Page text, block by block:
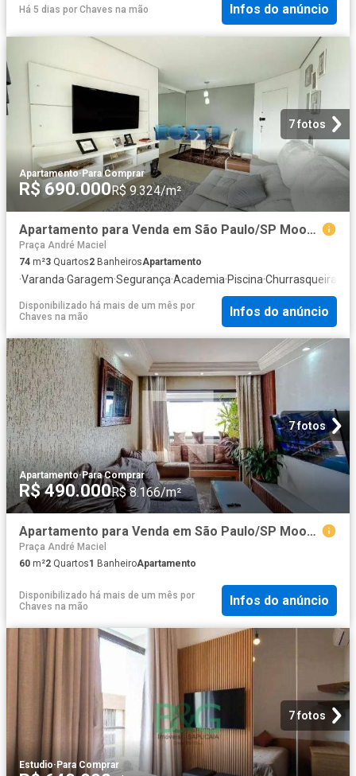
Há 5 dias por Chaves na mão Infos do anúncio
7 fotos
Apartamento·Para Comprar
R$ 690.000R$ 9.324/m²
Apartamento para Venda em São Paulo/SP Mooca 3 Quartos
Praça André Maciel
74 m²3 Quartos2 BanheirosApartamento
·Varanda·Garagem·Segurança·Academia·Piscina·Churrasqueira
Disponibilizado há mais de um mês por
Chaves na mão
Infos do anúncio
7 fotos
Apartamento·Para Comprar
R$ 490.000R$ 8.166/m²
Apartamento para Venda em São Paulo/SP Mooca 2 Quartos
Praça André Maciel
60 m²2 Quartos1 BanheiroApartamento
Disponibilizado há mais de um mês por
Chaves na mão
Infos do anúncio
7 fotos
Estudio·Para Comprar